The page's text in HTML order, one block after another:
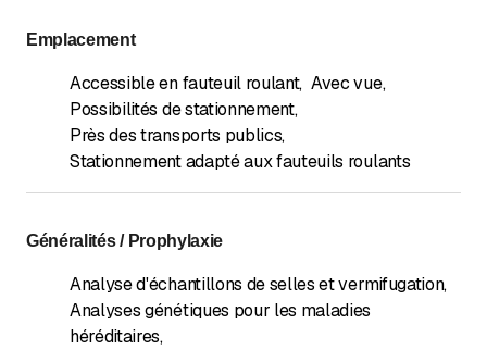
Emplacement
Accessible en fauteuil roulant, Avec vue,
Possibilités de stationnement,
Près des transports publics,
Stationnement adapté aux fauteuils roulants
Généralités / Prophylaxie
Analyse d'échantillons de selles et vermifugation,
Analyses génétiques pour les maladies
héréditaires,